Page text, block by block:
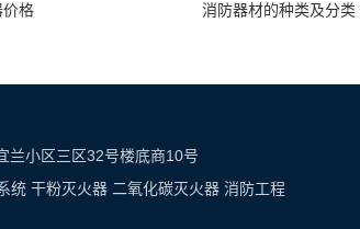
价格 消防器材的种类及分类
小区三区32号楼底商10号
统 干粉灭火器 二氧化碳灭火器 消防工程